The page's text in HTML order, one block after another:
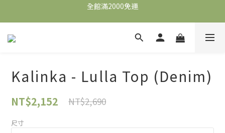
全館滿2000免運
全館滿2000免運
全館滿2000免運
Kalinka - Lulla Top (Denim)
NT$2,152 NT$2,690
尺寸